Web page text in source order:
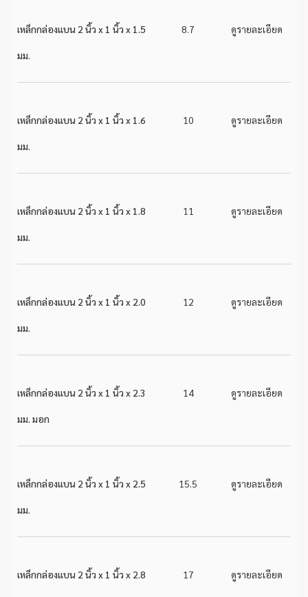
เหล็กกล่องแบน 2 นิ้ว x 1 นิ้ว x 1.5
มม.
8.7 ดูรายละเอียด
เหล็กกล่องแบน 2 นิ้ว x 1 นิ้ว x 1.6
มม.
10 ดูรายละเอียด
เหล็กกล่องแบน 2 นิ้ว x 1 นิ้ว x 1.8
มม.
11 ดูรายละเอียด
เหล็กกล่องแบน 2 นิ้ว x 1 นิ้ว x 2.0
มม.
12 ดูรายละเอียด
เหล็กกล่องแบน 2 นิ้ว x 1 นิ้ว x 2.3
มม. มอก
14 ดูรายละเอียด
เหล็กกล่องแบน 2 นิ้ว x 1 นิ้ว x 2.5
มม.
15.5 ดูรายละเอียด
เหล็กกล่องแบน 2 นิ้ว x 1 นิ้ว x 2.8 17 ดูรายละเอียด